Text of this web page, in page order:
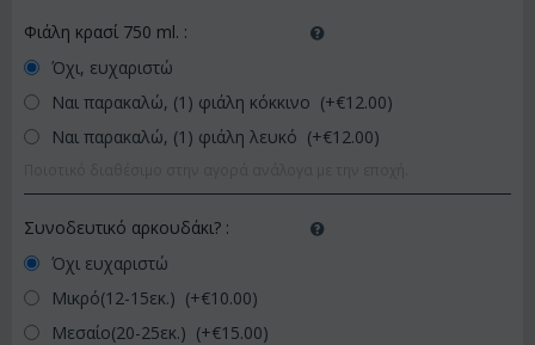
Φιάλη κρασί 750 ml. :
Όχι, ευχαριστώ
Ναι παρακαλώ, (1) φιάλη κόκκινο (+€12.00)
Ναι παρακαλώ, (1) φιάλη λευκό (+€12.00)
Συνοδευτικό αρκουδάκι? :
Όχι ευχαριστώ
Μικρό(12-15εκ.) (+€10.00)
Μεσαίο(20-25εκ.) (+€15.00)